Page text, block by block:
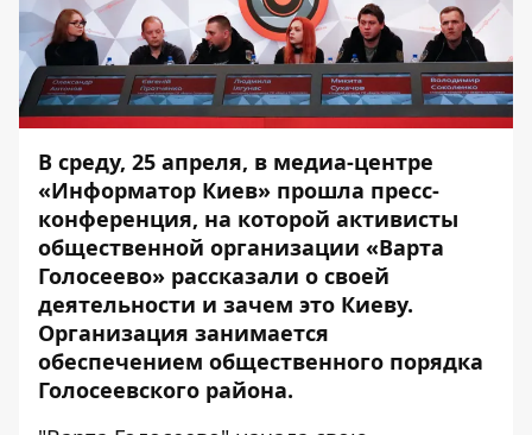
В среду, 25 апреля, в медиа-центре
«Информатор Киев» прошла пресс-
конференция, на которой активисты
общественной организации «Варта
Голосеево» рассказали о своей
деятельности и зачем это Киеву.
Организация занимается
обеспечением общественного порядка
Голосеевского района.